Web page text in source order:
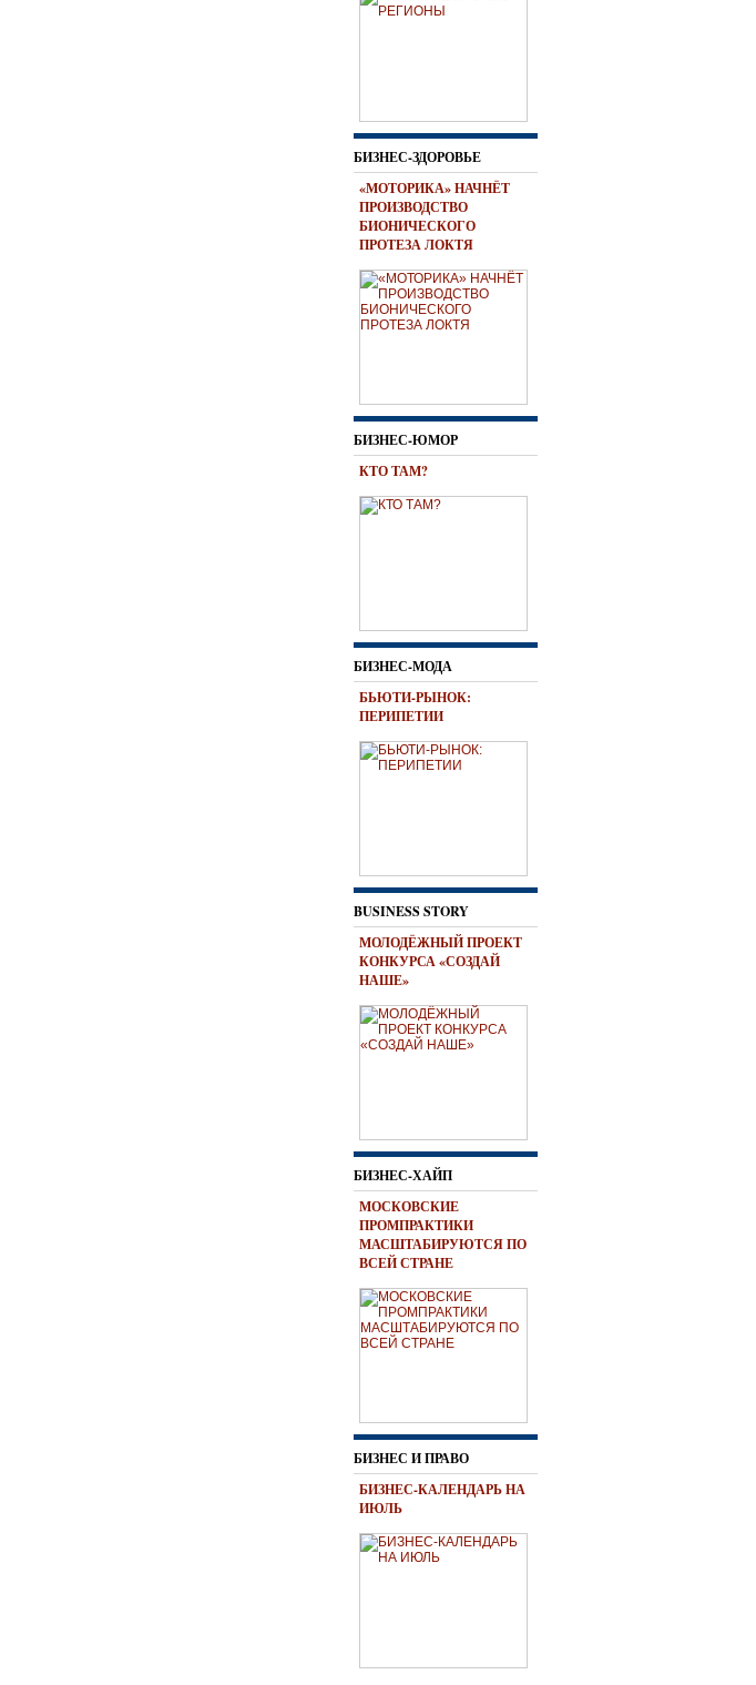
БИЗНЕС-ЗДОРОВЬЕ
«МОТОРИКА» НАЧНЁТ
ПРОИЗВОДСТВО
БИОНИЧЕСКОГО
ПРОТЕЗА ЛОКТЯ
БИЗНЕС-ЮМОР
КТО ТАМ?
БИЗНЕС-МОДА
БЬЮТИ-РЫНОК:
ПЕРИПЕТИИ
BUSINESS STORY
МОЛОДЁЖНЫЙ ПРОЕКТ
КОНКУРСА «СОЗДАЙ
НАШЕ»
БИЗНЕС-ХАЙП
МОСКОВСКИЕ
ПРОМПРАКТИКИ
МАСШТАБИРУЮТСЯ ПО
ВСЕЙ СТРАНЕ
БИЗНЕС И ПРАВО
БИЗНЕС-КАЛЕНДАРЬ НА
ИЮЛЬ